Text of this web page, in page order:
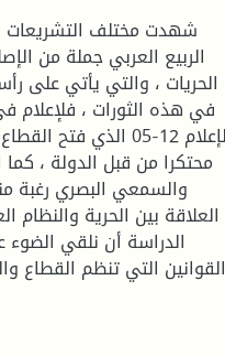
شهدت مختلف التشريعات
الربيع العربي جملة من
الحريات ، والتي يأتي على
في هذه الثورات ، فلإعلام
الإعلام 12-05
محتكرا من قبل الدولة ،
والسمعي البصري رغبة
العلاقة بين الحرية
الدراسة أن نلقي الضوء
القوانين التي تنظم القطاع